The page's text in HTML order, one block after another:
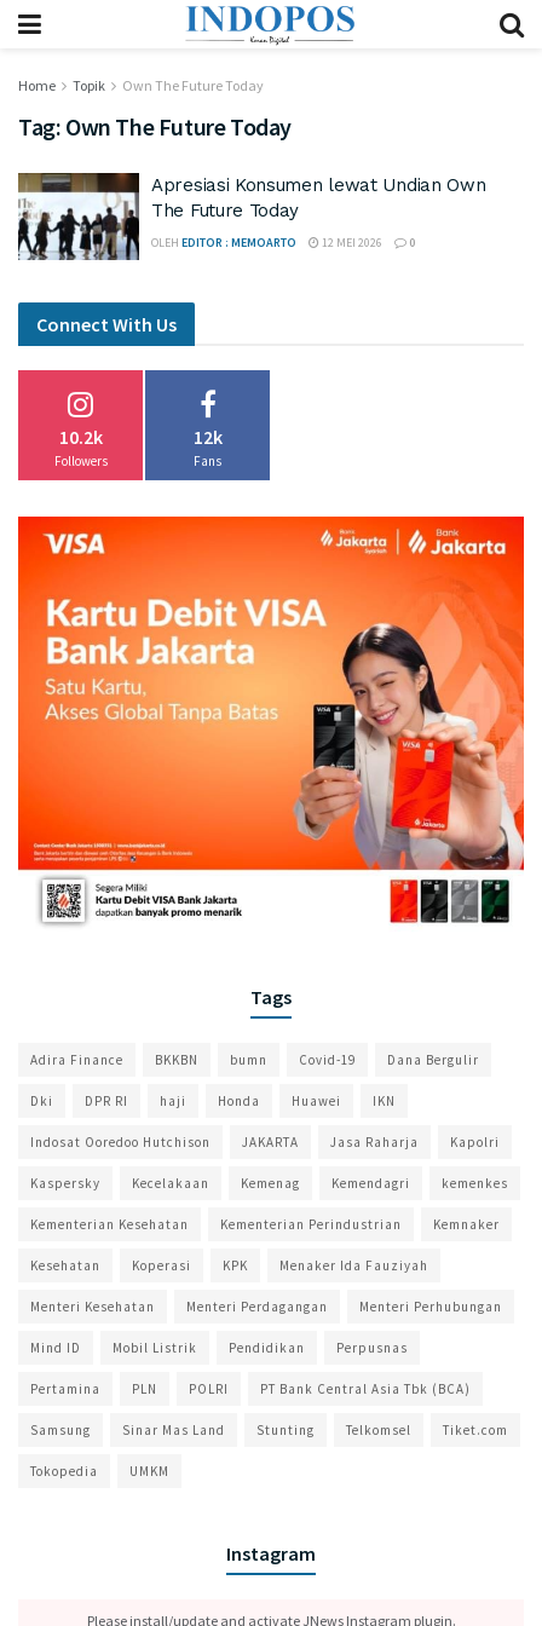
Home Topik Own The Future Today
Tag: Own The Future Today
Apresiasi Konsumen lewat Undian Own
The Future Today
OLEH EDITOR : MEMOARTO 12 MEI 2026 0
Connect With Us
10.2k
Followers
12k
Fans
Tags
Adira Finance BKKBN bumn Covid-19 Dana Bergulir
Dki DPR RI haji Honda Huawei IKN
Indosat Ooredoo Hutchison JAKARTA Jasa Raharja Kapolri
Kaspersky Kecelakaan Kemenag Kemendagri kemenkes
Kementerian Kesehatan Kementerian Perindustrian Kemnaker
Kesehatan Koperasi KPK Menaker Ida Fauziyah
Menteri Kesehatan Menteri Perdagangan Menteri Perhubungan
Mind ID Mobil Listrik Pendidikan Perpusnas
Pertamina PLN POLRI PT Bank Central Asia Tbk (BCA)
Samsung Sinar Mas Land Stunting Telkomsel Tiket.com
Tokopedia UMKM
Instagram
Please install/update and activate JNews Instagram plugin.